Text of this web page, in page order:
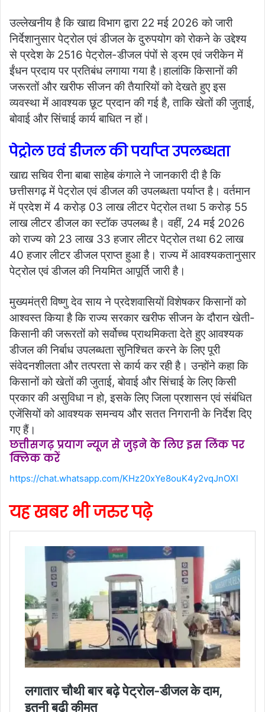
उल्लेखनीय है कि खाद्य विभाग द्वारा 22 मई 2026 को जारी
निर्देशानुसार पेट्रोल एवं डीजल के दुरुपयोग को रोकने के उद्देश्य
से प्रदेश के 2516 पेट्रोल-डीजल पंपों से ड्रम एवं जरीकेन में
ईंधन प्रदाय पर प्रतिबंध लगाया गया है।हालांकि किसानों की
जरूरतों और खरीफ सीजन की तैयारियों को देखते हुए इस
व्यवस्था में आवश्यक छूट प्रदान की गई है, ताकि खेतों की जुताई,
बोवाई और सिंचाई कार्य बाधित न हों।
पेट्रोल एवं डीजल की पर्याप्त उपलब्धता
खाद्य सचिव रीना बाबा साहेब कंगाले ने जानकारी दी है कि
छत्तीसगढ़ में पेट्रोल एवं डीजल की उपलब्धता पर्याप्त है। वर्तमान
में प्रदेश में 4 करोड़ 03 लाख लीटर पेट्रोल तथा 5 करोड़ 55
लाख लीटर डीजल का स्टॉक उपलब्ध है। वहीं, 24 मई 2026
को राज्य को 23 लाख 33 हजार लीटर पेट्रोल तथा 62 लाख
40 हजार लीटर डीजल प्राप्त हुआ है। राज्य में आवश्यकतानुसार
पेट्रोल एवं डीजल की नियमित आपूर्ति जारी है।
मुख्यमंत्री विष्णु देव साय ने प्रदेशवासियों विशेषकर किसानों को
आश्वस्त किया है कि राज्य सरकार खरीफ सीजन के दौरान खेती-
किसानी की जरूरतों को सर्वोच्च प्राथमिकता देते हुए आवश्यक
डीजल की निर्बाध उपलब्धता सुनिश्चित करने के लिए पूरी
संवेदनशीलता और तत्परता से कार्य कर रही है। उन्होंने कहा कि
किसानों को खेतों की जुताई, बोवाई और सिंचाई के लिए किसी
प्रकार की असुविधा न हो, इसके लिए जिला प्रशासन एवं संबंधित
एजेंसियों को आवश्यक समन्वय और सतत निगरानी के निर्देश दिए
गए हैं।
छत्तीसगढ़ प्रयाग न्यूज से जुड़ने के लिए इस लिंक पर
क्लिक करें
https://chat.whatsapp.com/KHz20xYe8ouK4y2vqJnOXl
यह खबर भी जरुर पढ़े